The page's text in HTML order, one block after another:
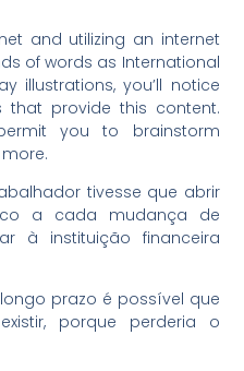
and utilizing an internet
of words as International
illustrations, you’ll notice
that provide this content.
you to brainstorm
tivesse que abrir
a cada mudança de
à instituição financeira
prazo é possível que
porque perderia o